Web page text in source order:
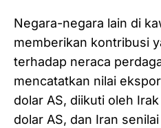
​Negara-negara lain di
memberikan kontribusi
terhadap neraca
mencatatkan nilai
dolar AS, diikuti oleh
dolar AS, dan Iran